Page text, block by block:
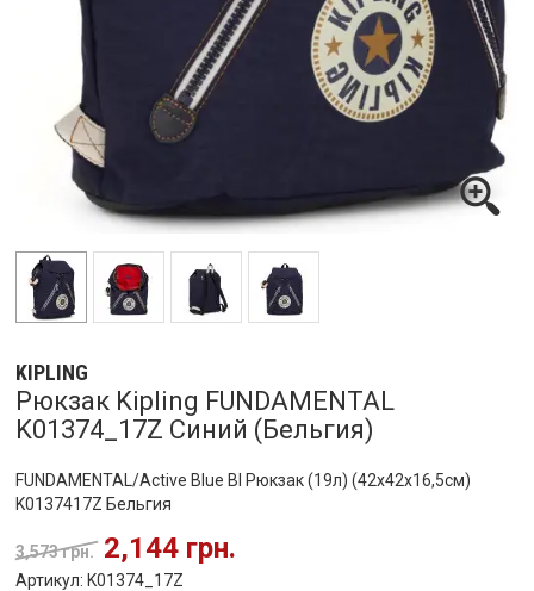
KIPLING
Рюкзак Kipling FUNDAMENTAL
K01374_17Z Синий (Бельгия)
FUNDAMENTAL/Active Blue Bl Рюкзак (19л) (42x42x16,5см)
K0137417Z Бельгия
3,573 грн. 2,144 грн.
Артикул: K01374_17Z